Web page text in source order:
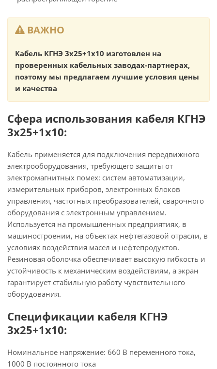
ВАЖНО
Кабель КГНЭ 3х25+1х10 изготовлен на
проверенных кабельных заводах-партнерах,
поэтому мы предлагаем лучшие условия цены
и качества
Сфера использования кабеля КГНЭ
3х25+1х10:
Кабель применяется для подключения передвижного
электрооборудования, требующего защиты от
электромагнитных помех: систем автоматизации,
измерительных приборов, электронных блоков
управления, частотных преобразователей, сварочного
оборудования с электронным управлением.
Используется на промышленных предприятиях, в
машиностроении, на объектах нефтегазовой отрасли, в
условиях воздействия масел и нефтепродуктов.
Резиновая оболочка обеспечивает высокую гибкость и
устойчивость к механическим воздействиям, а экран
гарантирует стабильную работу чувствительного
оборудования.
Спецификации кабеля КГНЭ
3х25+1х10:
Номинальное напряжение: 660 В переменного тока,
1000 В постоянного тока